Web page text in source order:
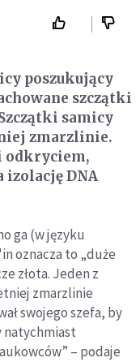
poszukujący
szczątki
samicy
zmarzlinie.
odkryciem,
izolację DNA
ga (w języku
oznacza to „duże
złota. Jeden z
zmarzlinie
swojego szefa, by
natychmiast
– podaje